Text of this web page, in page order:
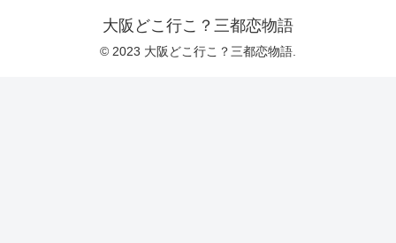
大阪どこ行こ？三都恋物語
© 2023 大阪どこ行こ？三都恋物語.